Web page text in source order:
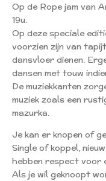
Op de Rope jam van
19u.
Op deze speciale
voorzien zijn van
dansvloer dienen.
dansen met touw
De muziekkanten
muziek zoals een
mazurka.
Je kan er knopen of
Single of koppel,
hebben respect voor
Als je wil geknoopt